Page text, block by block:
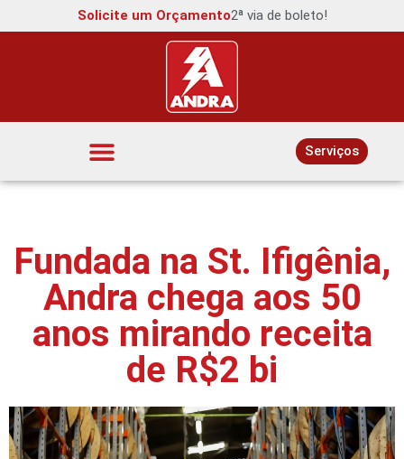
Solicite um Orçamento2ª via de boleto!
Serviços
Fundada na St. Ifigênia,
Andra chega aos 50
anos mirando receita
de R$2 bi